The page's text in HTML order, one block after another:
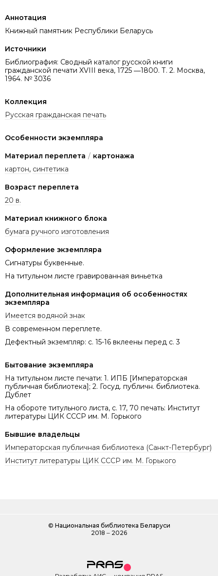
Аннотация
Книжный памятник Республики Беларусь
Источники
Библиография: Сводный каталог русской книги
гражданской печати XVIII века, 1725 ―1800. Т. 2. Москва,
1964. № 3036
Коллекция
Русская гражданская печать
Особенности экземпляра
Материал переплета / картонажа
картон, синтетика
Возраст переплета
20 в.
Материал книжного блока
бумага ручного изготовления
Оформление экземпляра
Сигнатуры буквенные.
На титульном листе гравированная виньетка
Дополнительная информация об особенностях
экземпляра
Имеется водяной знак
В современном переплете.
Дефектный экземпляр: с. 15-16 вклеены перед с. 3
Бытование экземпляра
На титульном листе печати: 1. ИПБ [Императорская
публичная библиотека]; 2. Госуд. публичн. библиотека.
Дублет
На обороте титульного листа, с. 17, 70 печать: Институт
литературы ЦИК СССР им. М. Горького
Бывшие владельцы
Императорская публичная библиотека (Санкт-Петербург)
Институт литературы ЦИК СССР им. М. Горького
© Национальная библиотека Беларуси
2018 ‒ 2026